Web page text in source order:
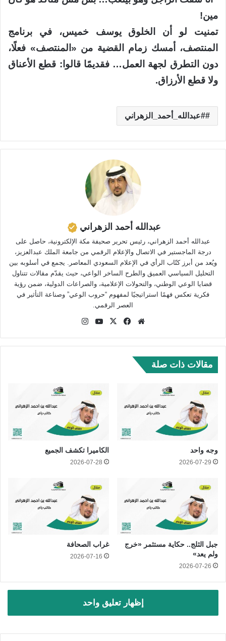
مين!
تمنيت لو أن الخلوق يوسف خميس، في برنامج
المنتصف، أمسك زمام القضية من «المنتصف» فعلًا،
دون التطرق لجهة العمل… فقديمًا قالوا: قطع الأعناق
ولا قطع الأرزاق.
#عبدالله_أحمد_الزهراني
عبدالله أحمد الزهراني
عبدالله أحمد الزهراني، رئيس تحرير صحيفة مكة الإلكترونية، حاصل على
درجة الماجستير في الاتصال والإعلام الرقمي من جامعة الملك عبدالعزيز،
ويُعد من أبرز كتّاب الرأي في الإعلام السعودي المعاصر. يجمع في أسلوبه بين
التحليل السياسي العميق والطرح الساخر الواعي، حيث يقدّم مقالات تتناول
قضايا الوعي الوطني، والتحولات الإعلامية، والصراعات الدولية، ضمن رؤية
فكرية تعكس فهمًا استراتيجيًا لمفهوم “حروب الوعي” وصناعة التأثير في
العصر الرقمي.
موق
الوي
ب
في
وك
‫X
‫Yo
be
ام
مقالات ذات صلة
وجه واحد
2026-07-29
الكاميرا تكشف الجميع
2026-07-28
جبل الثلج.. حكاية مستثمر «خرج
ولم يعد»
2026-07-26
غراب الصحافة
2026-07-16
إظهار تعليق واحد